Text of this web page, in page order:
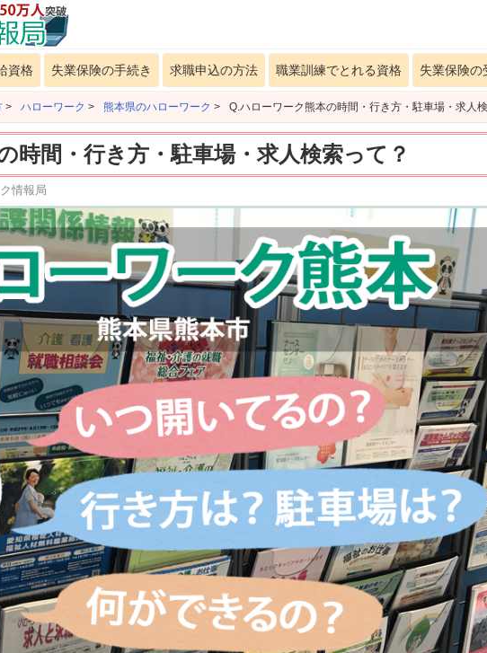
資格 失業保険の手続き 求職申込の方法 職業訓練でとれる資格 失業保険の
> ハローワーク > 熊本県のハローワーク > Q.ハローワーク熊本の時間・行き方・駐車場・求人
時間・行き方・駐車場・求人検索って？
情報局